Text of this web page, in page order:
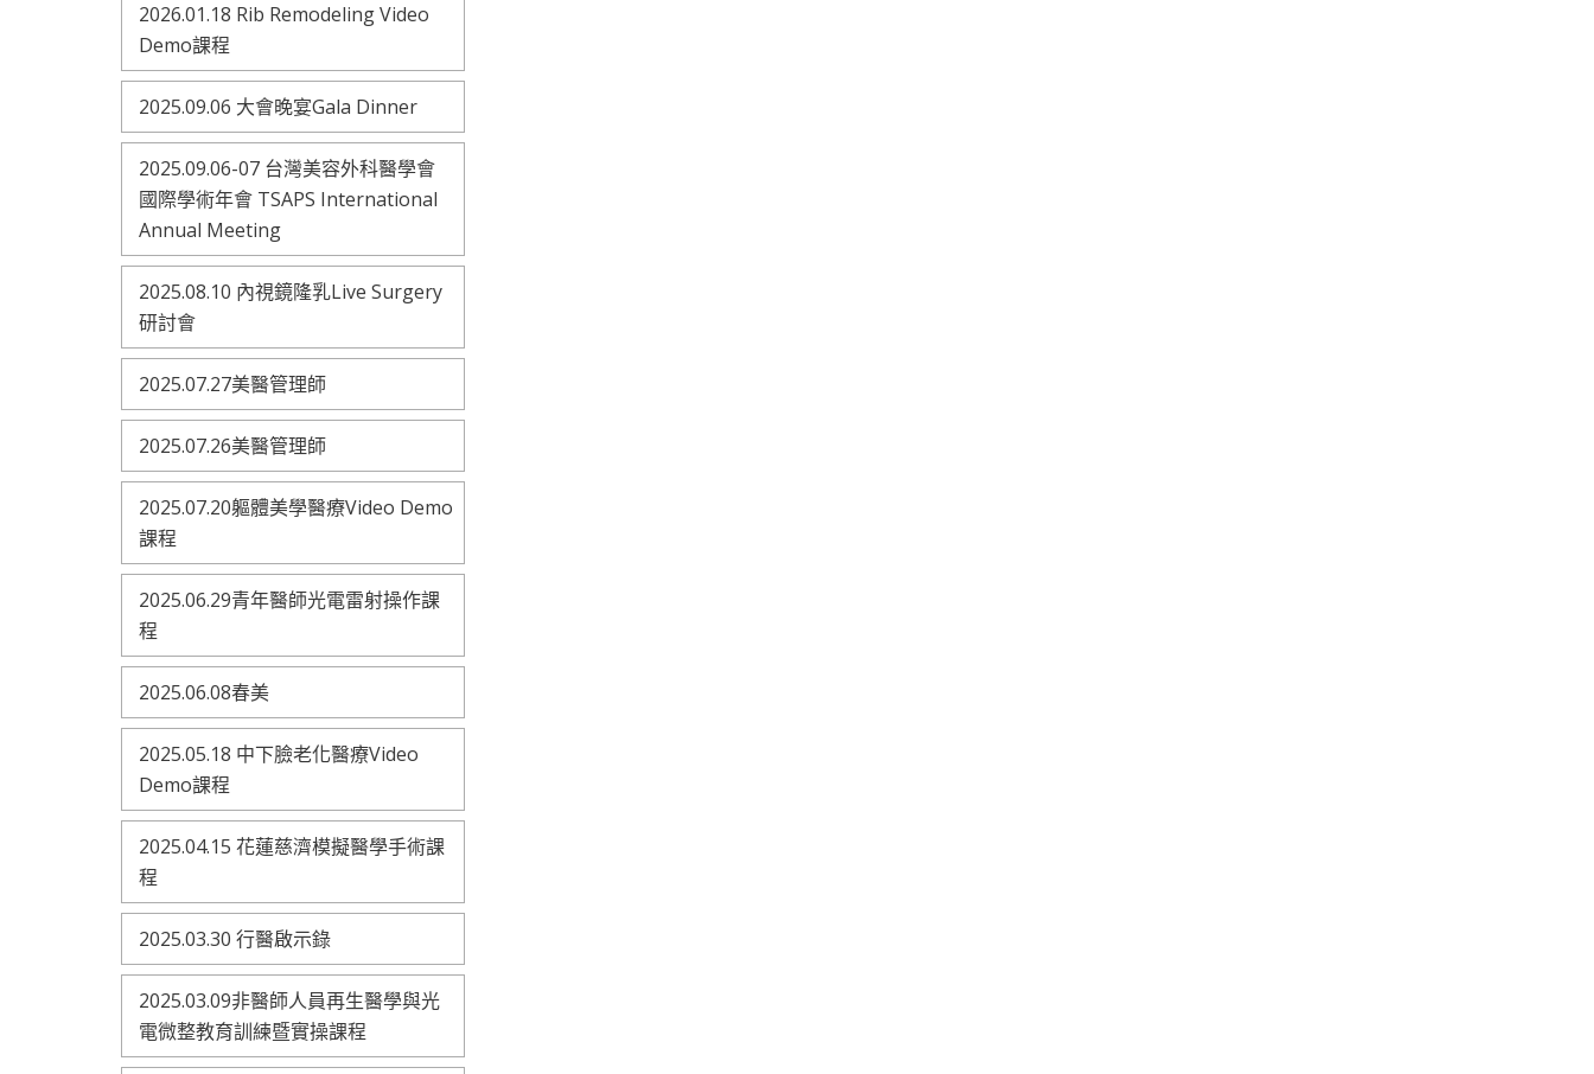
2026.01.18 Rib Remodeling Video
Demo課程
2025.09.06 大會晚宴Gala Dinner
2025.09.06-07 台灣美容外科醫學會
國際學術年會 TSAPS International
Annual Meeting
2025.08.10 內視鏡隆乳Live Surgery
研討會
2025.07.27美醫管理師
2025.07.26美醫管理師
2025.07.20軀體美學醫療Video Demo
課程
2025.06.29青年醫師光電雷射操作課
程
2025.06.08春美
2025.05.18 中下臉老化醫療Video
Demo課程
2025.04.15 花蓮慈濟模擬醫學手術課
程
2025.03.30 行醫啟示錄
2025.03.09非醫師人員再生醫學與光
電微整教育訓練暨實操課程